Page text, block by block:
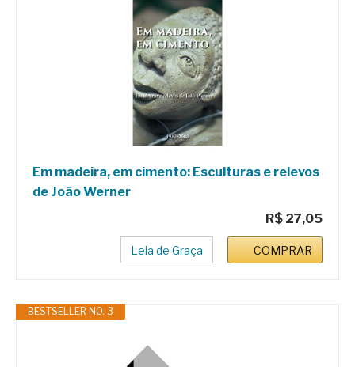
Em madeira, em cimento: Esculturas e relevos
de João Werner
R$ 27,05
Leia de Graça COMPRAR
BESTSELLER NO. 3